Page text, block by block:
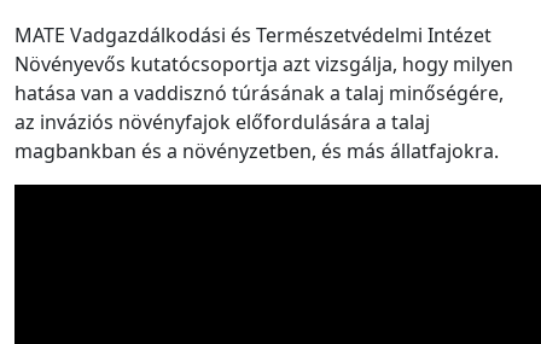
MATE Vadgazdálkodási és Természetvédelmi Intézet
Növényevős kutatócsoportja azt vizsgálja, hogy milyen
hatása van a vaddisznó túrásának a talaj minőségére,
az inváziós növényfajok előfordulására a talaj
magbankban és a növényzetben, és más állatfajokra.